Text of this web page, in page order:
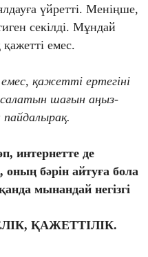
үйретті. Меніңше,
секілді. Мұндай
емес.
қажетті ертегіні
шағын аңыз-
интернетте де
оның бәрін айтуға бола
мынандай негізгі
ҚАЖЕТТІЛІК.